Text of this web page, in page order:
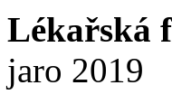
Lékařská
jaro 2019